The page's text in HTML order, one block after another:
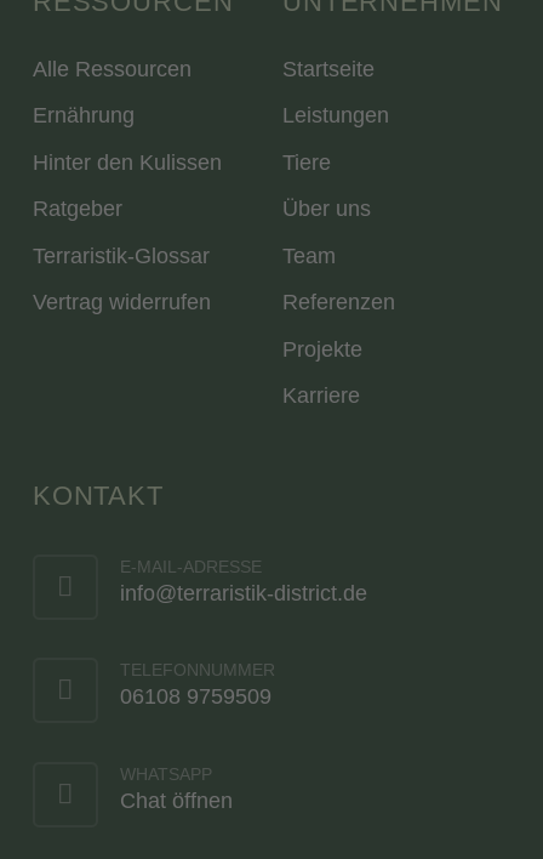
Alle Ressourcen
Ernährung
Hinter den Kulissen
Ratgeber
Terraristik-Glossar
Vertrag widerrufen
Startseite
Leistungen
Tiere
Über uns
Team
Referenzen
Projekte
Karriere
KONTAKT
E-MAIL-ADRESSE
info@terraristik-district.de
TELEFONNUMMER
06108 9759509
WHATSAPP
Chat öffnen